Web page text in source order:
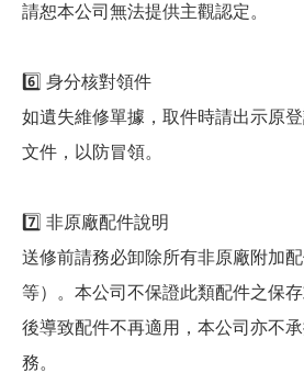
請恕本公司無法提供主觀認定。
6️⃣ 身分核對領件
如遺失維修單據，取件時請出示原
文件，以防冒領。
7️⃣ 非原廠配件說明
送修前請務必卸除所有非原廠附加
等）。本公司不保證此類配件之保
後導致配件不再適用，本公司亦不
務。